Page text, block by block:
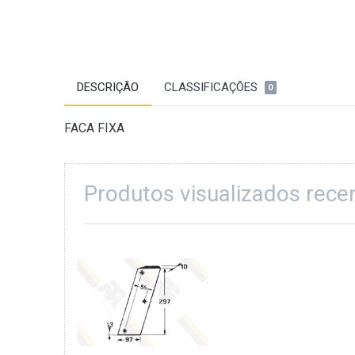
DESCRIÇÃO CLASSIFICAÇÕES 0
FACA FIXA
Produtos visualizados